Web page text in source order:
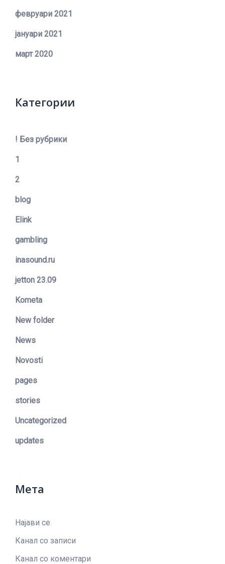
февруари 2021
јануари 2021
март 2020
Категории
! Без рубрики
1
2
blog
Elink
gambling
inasound.ru
jetton 23.09
Kometa
New folder
News
Novosti
pages
stories
Uncategorized
updates
Мета
Најави се
Канал со записи
Канал со коментари